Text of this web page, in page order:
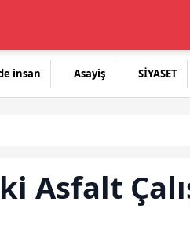
insan Asayiş SİYASET
Asfalt